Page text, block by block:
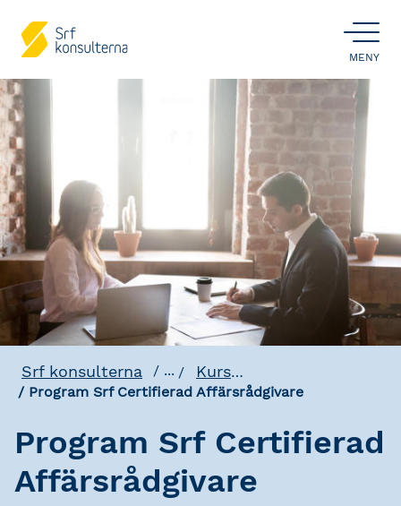
ÖPPNA
MENY
Srf konsulterna ... Kursplaner & Program
Program Srf Certifierad Affärsrådgivare
Program Srf Certifierad
Affärsrådgivare